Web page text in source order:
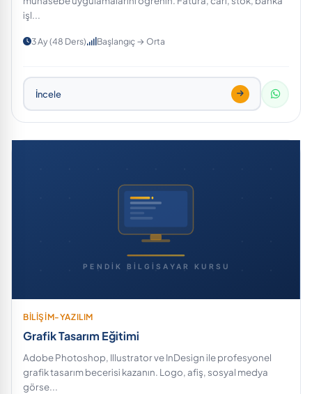
işl...
3 Ay (48 Ders) Başlangıç → Orta
İncele
BİLİŞİM-YAZILIM
Grafik Tasarım Eğitimi
Adobe Photoshop, Illustrator ve InDesign ile profesyonel
grafik tasarım becerisi kazanın. Logo, afiş, sosyal medya
görse...